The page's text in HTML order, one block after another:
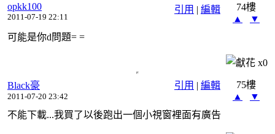
引用 | 編輯
opkk100
2011-07-19 22:11
74樓
▲
▼
可能是你d問題= =
x0
引用 | 編輯
Black豪
2011-07-20 23:42
75樓
▲
▼
不能下載...我買了以後跑出一個小視窗裡面有廣告